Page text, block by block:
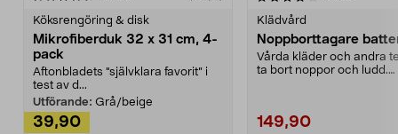
Köksrengöring & disk
Mikrofiberduk 32 x 31 cm, 4-
pack
Aftonbladets "självklara favorit” i
test av d...
Utförande: Grå/beige
39,90
Klädvård
Noppborttagare
Vårda kläder och andra
ta bort noppor och ludd.
149,90